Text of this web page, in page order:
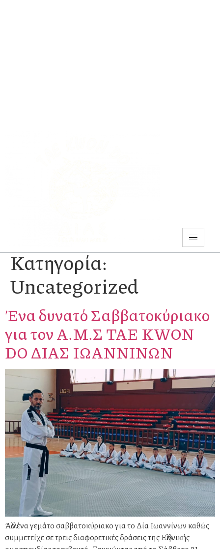
Κατηγορία:
Uncategorized
Ένα δυνατό Σαββατοκύριακο
για τον Α.Μ.Σ TAE KWON
DO ΔΙΑΣ ΙΩΑΝΝΙΝΩΝ
Άλλο ένα γεμάτο σαββατοκύριακο για το Δία Ιωαννίνων καθώς
συμμετείχε σε τρεις διαφορετικές δράσεις της Ελληνικής